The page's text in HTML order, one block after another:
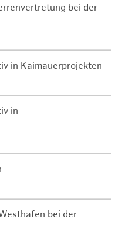
bei der
in Kaimauerprojekten
in
bei der